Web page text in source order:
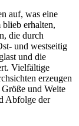
auf, was eine
erhalten,
die durch
und westseitig
und die
Vielfältige
erzeugen
und Weite
Abfolge der